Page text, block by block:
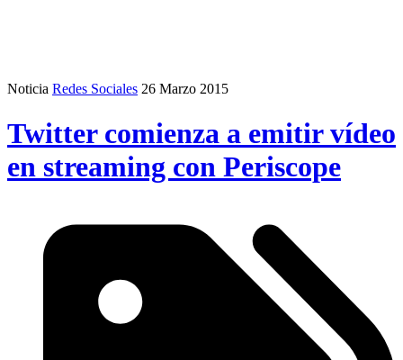
Noticia Redes Sociales 26 Marzo 2015
Twitter comienza a emitir vídeo
en streaming con Periscope